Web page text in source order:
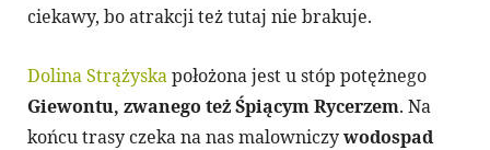
ciekawy, bo atrakcji też tutaj nie brakuje.
Dolina Strążyskapołożona jest u stóp potężnego
Giewontu, zwanego też Śpiącym Rycerzem. Na
końcu trasy czeka na nas malowniczywodospad